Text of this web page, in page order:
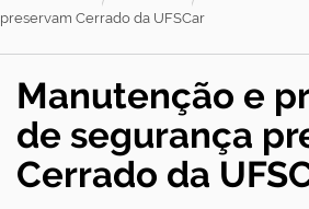
g
preservam Cerrado da UFSCar
Manutenção e
de segurança
Cerrado da